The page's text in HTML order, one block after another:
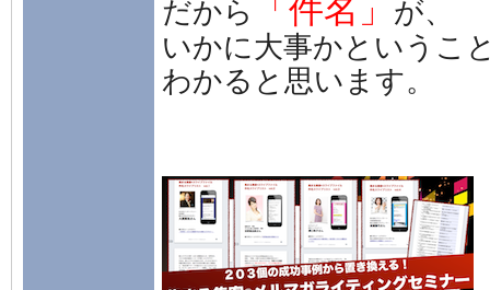
だから 「件名」
が、
いかに大事かというこ
わかると思います。